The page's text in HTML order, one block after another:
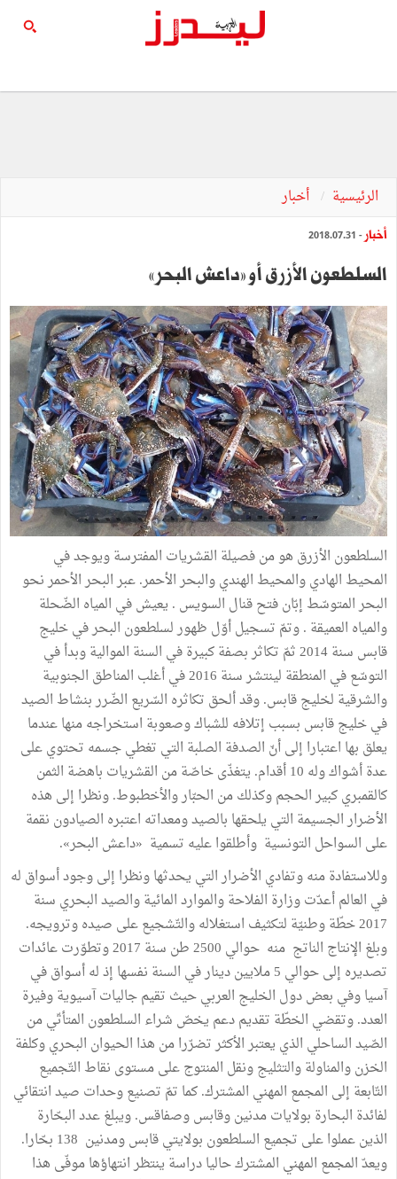
الرئيسية أخبار
أخبار - 2018.07.31
السلطعون الأزرق أو »داعش البحر«
السلطعون الأزرق هو من فصيلة القشريات المفترسة ويوجد في
المحيط الهادي والمحيط الهندي والبحر الأحمر. عبر البحر الأحمر نحو
البحر المتوسّط إبّان فتح قنال السويس . يعيش في المياه الضّحلة
والمياه العميقة . وتمّ تسجيل أوّل ظهور لسلطعون البحر في خليج
قابس سنة 2014 ثمّ تكاثر بصفة كبيرة في السنة الموالية وبدأ في
التوسّع في المنطقة لينتشر سنة 2016 في أغلب المناطق الجنوبية
والشرقية لخليج قابس. وقد ألحق تكاثره السّريع الضّرر بنشاط الصيد
في خليج قابس بسبب إتلافه للشباك وصعوبة استخراجه منها عندما
يعلق بها اعتبارا إلى أنّ الصدفة الصلبة التي تغطي جسمه تحتوي على
عدة أشواك وله 10 أقدام. يتغذّى خاصّة من القشريات باهضة الثمن
كالقمبري كبير الحجم وكذلك من الحبّار والأخطبوط. ونظرا إلى هذه
الأضرار الجسيمة التي يلحقها بالصيد ومعداته اعتبره الصيادون نقمة
على السواحل التونسية وأطلقوا عليه تسمية «داعش البحر».
وللاستفادة منه وتفادي الأضرار التي يحدثها ونظرا إلى وجود أسواق له
في العالم أعدّت وزارة الفلاحة والموارد المائية والصيد البحري سنة
2017 خطّة وطنيّة لتكثيف استغلاله والتّشجيع على صيده وترويجه.
وبلغ الإنتاج الناتج منه حوالي 2500 طن سنة 2017 وتطوّرت عائدات
تصديره إلى حوالي 5 ملايين دينار في السنة نفسها إذ له أسواق في
آسيا وفي بعض دول الخليج العربي حيث تقيم جاليات آسيوية وفيرة
العدد. وتقضي الخطّة تقديم دعم يخصّ شراء السلطعون المتأتّي من
الصّيد الساحلي الذي يعتبر الأكثر تضرّرا من هذا الحيوان البحري وكلفة
الخزن والمناولة والتثليج ونقل المنتوج على مستوى نقاط التّجميع
التّابعة إلى المجمع المهني المشترك. كما تمّ تصنيع وحدات صيد انتقائي
لفائدة البحارة بولايات مدنين وقابس وصفاقس. ويبلغ عدد البحّارة
الذين عملوا على تجميع السلطعون بولايتي قابس ومدنين 138 بحّارا.
ويعدّ المجمع المهني المشترك حاليا دراسة ينتظر انتهاؤها موفّى هذا